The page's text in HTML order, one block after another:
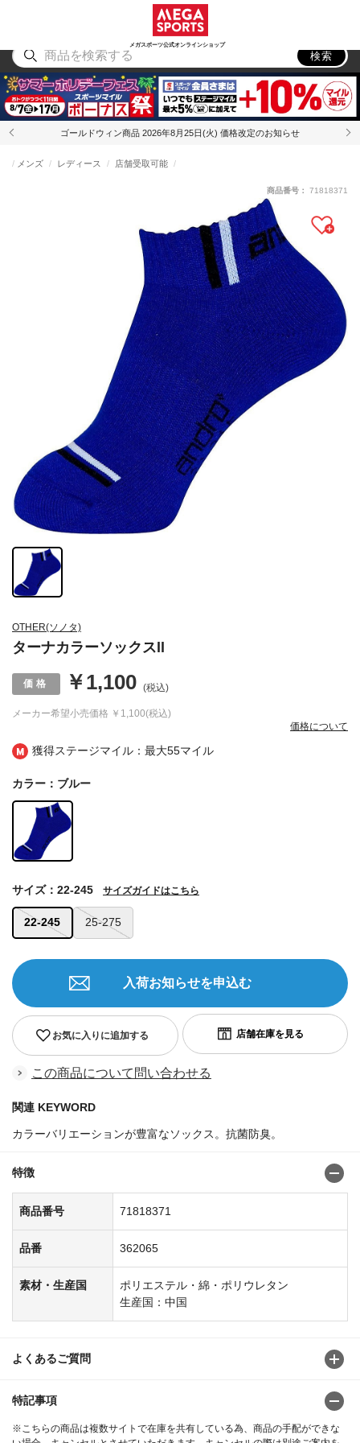
メガスポーツ公式オンラインショップ
アウトドア
検索
ゴールドウィン商品 2026年8月25日(火) 価格改定のお知らせ
獲得ステージマイル：最大55マイル
OTHER(ソノタ)
ターナカラーソックスll
メンズ レディース 店舗受取可能
メーカー希望小売価格 ￥1,100(税込)
￥1,100 (税込)
価格について
商品番号： 71818371
カラー：ブルー
22-245 25-275
サイズ：22-245 サイズガイドはこちら
お気に入りに追加する
入荷お知らせを申込む
この商品について問い合わせる
関連 KEYWORD
カラーバリエーションが豊富なソックス。抗菌防臭。
特徴
商品番号 71818371
品番 362065
素材・生産国
ポリエステル・綿・ポリウレタン
生産国：中国
よくあるご質問
特記事項
※こちらの商品は複数サイトで在庫を共有している為、商品の手配ができな